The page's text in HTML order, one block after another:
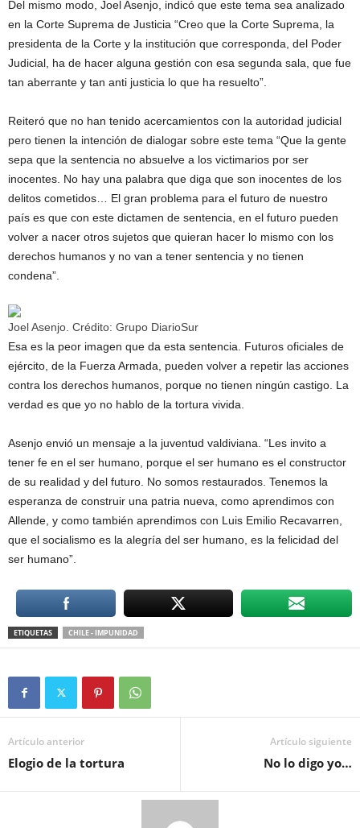
Del mismo modo, Joel Asenjo, indicó que este tema sea analizado
en la Corte Suprema de Justicia “Creo que la Corte Suprema, la
presidenta de la Corte y la institución que corresponda, del Poder
Judicial, ha de hacer alguna gestión con esa segunda sala, que fue
tan aberrante y tan anti justicia lo que ha resuelto”.
Reiteró que no han tenido acercamientos con la autoridad judicial
pero tienen la intención de dialogar sobre este tema “Que la gente
sepa que la sentencia no absuelve a los victimarios por ser
inocentes. No hay una palabra que diga que son inocentes de los
delitos cometidos… El gran problema para el futuro de nuestro
país es que con este dictamen de sentencia, en el futuro pueden
volver a nacer otros sujetos que quieran hacer lo mismo con los
derechos humanos y no van a tener sentencia y no tienen
condena”.
Joel Asenjo. Crédito: Grupo DiarioSur
Esa es la peor imagen que da esta sentencia. Futuros oficiales de
ejército, de la Fuerza Armada, pueden volver a repetir las acciones
contra los derechos humanos, porque no tienen ningún castigo. La
verdad es que yo no hablo de la tortura vivida.
Asenjo envió un mensaje a la juventud valdiviana. “Les invito a
tener fe en el ser humano, porque el ser humano es el constructor
de su realidad y del futuro. No somos restaurados. Tenemos la
esperanza de construir una patria nueva, como aprendimos con
Allende, y como también aprendimos con Luis Emilio Recavarren,
que el socialismo es la alegría del ser humano, es la felicidad del
ser humano”.
ETIQUETAS CHILE - IMPUNIDAD
Artículo anterior
Elogio de la tortura
Artículo siguiente
No lo digo yo…